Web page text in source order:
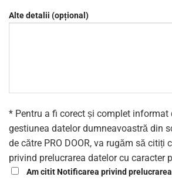
Alte detalii (opțional)
* Pentru a fi corect și complet informat
gestiunea datelor dumneavoastră din
de către PRO DOOR, va rugăm să citiți
privind prelucrarea datelor cu caracter
Am citit Notificarea privind